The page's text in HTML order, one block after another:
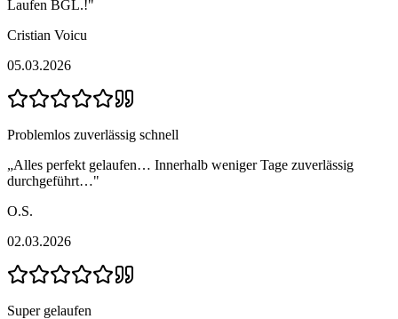
Laufen BGL.!"
Cristian Voicu
05.03.2026
Problemlos zuverlässig schnell
„Alles perfekt gelaufen… Innerhalb weniger Tage zuverlässig
durchgeführt…"
O.S.
02.03.2026
Super gelaufen